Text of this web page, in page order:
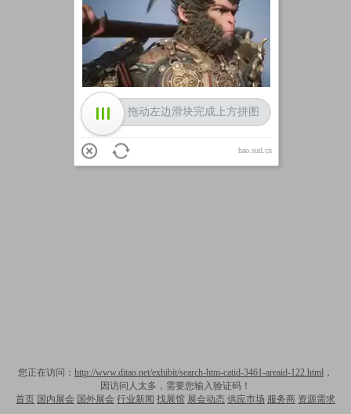
您正在访问： http://www.ditao.net/exhibit/search-htm-catid-3461-areaid-122.html ，
因访问人太多，需要您输入验证码！
首页 国内展会 国外展会 行业新闻 找展馆 展会动态 供应市场 服务商 资源需求
加载中
拖动左边滑块完成上方拼图
hao.sud.cn